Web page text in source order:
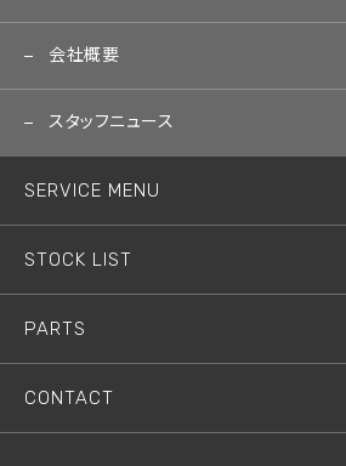
会社概要
スタッフニュース
SERVICE MENU
STOCK LIST
PARTS
CONTACT